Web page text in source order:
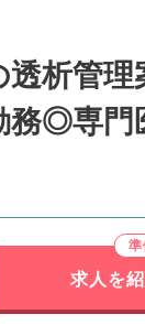
析管
◎専門
求人を